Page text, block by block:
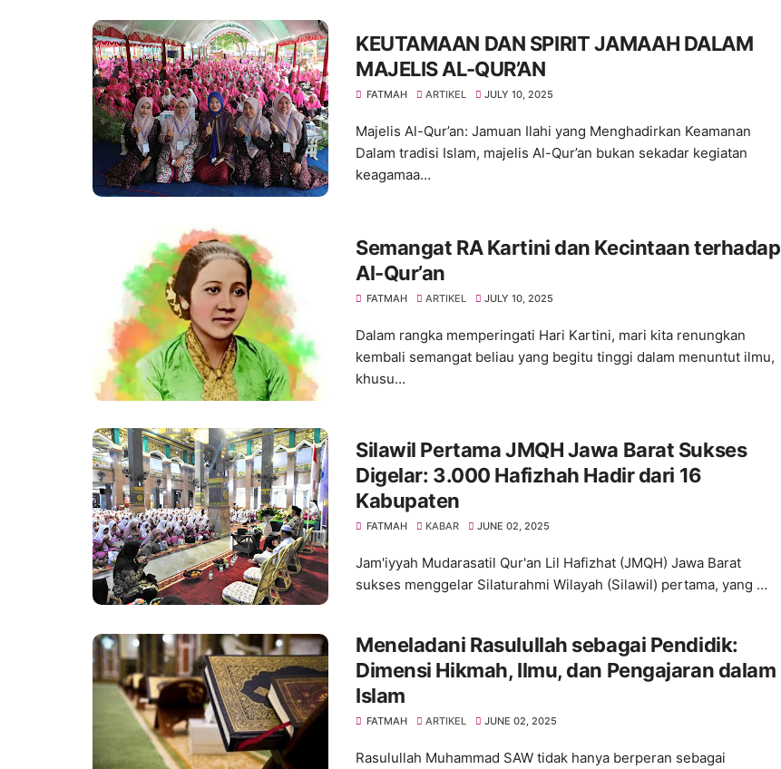
KEUTAMAAN DAN SPIRIT JAMAAH DALAM
MAJELIS AL-QUR’AN
FATMAH ARTIKEL JULY 10, 2025
Majelis Al-Qur’an: Jamuan Ilahi yang Menghadirkan Keamanan
Dalam tradisi Islam, majelis Al-Qur’an bukan sekadar kegiatan
keagamaa…
Semangat RA Kartini dan Kecintaan terhadap
Al-Qur’an
FATMAH ARTIKEL JULY 10, 2025
Dalam rangka memperingati Hari Kartini, mari kita renungkan
kembali semangat beliau yang begitu tinggi dalam menuntut ilmu,
khusu…
Silawil Pertama JMQH Jawa Barat Sukses
Digelar: 3.000 Hafizhah Hadir dari 16
Kabupaten
FATMAH KABAR JUNE 02, 2025
Jam'iyyah Mudarasatil Qur'an Lil Hafizhat (JMQH) Jawa Barat
sukses menggelar Silaturahmi Wilayah (Silawil) pertama, yang …
Meneladani Rasulullah sebagai Pendidik:
Dimensi Hikmah, Ilmu, dan Pengajaran dalam
Islam
FATMAH ARTIKEL JUNE 02, 2025
Rasulullah Muhammad SAW tidak hanya berperan sebagai